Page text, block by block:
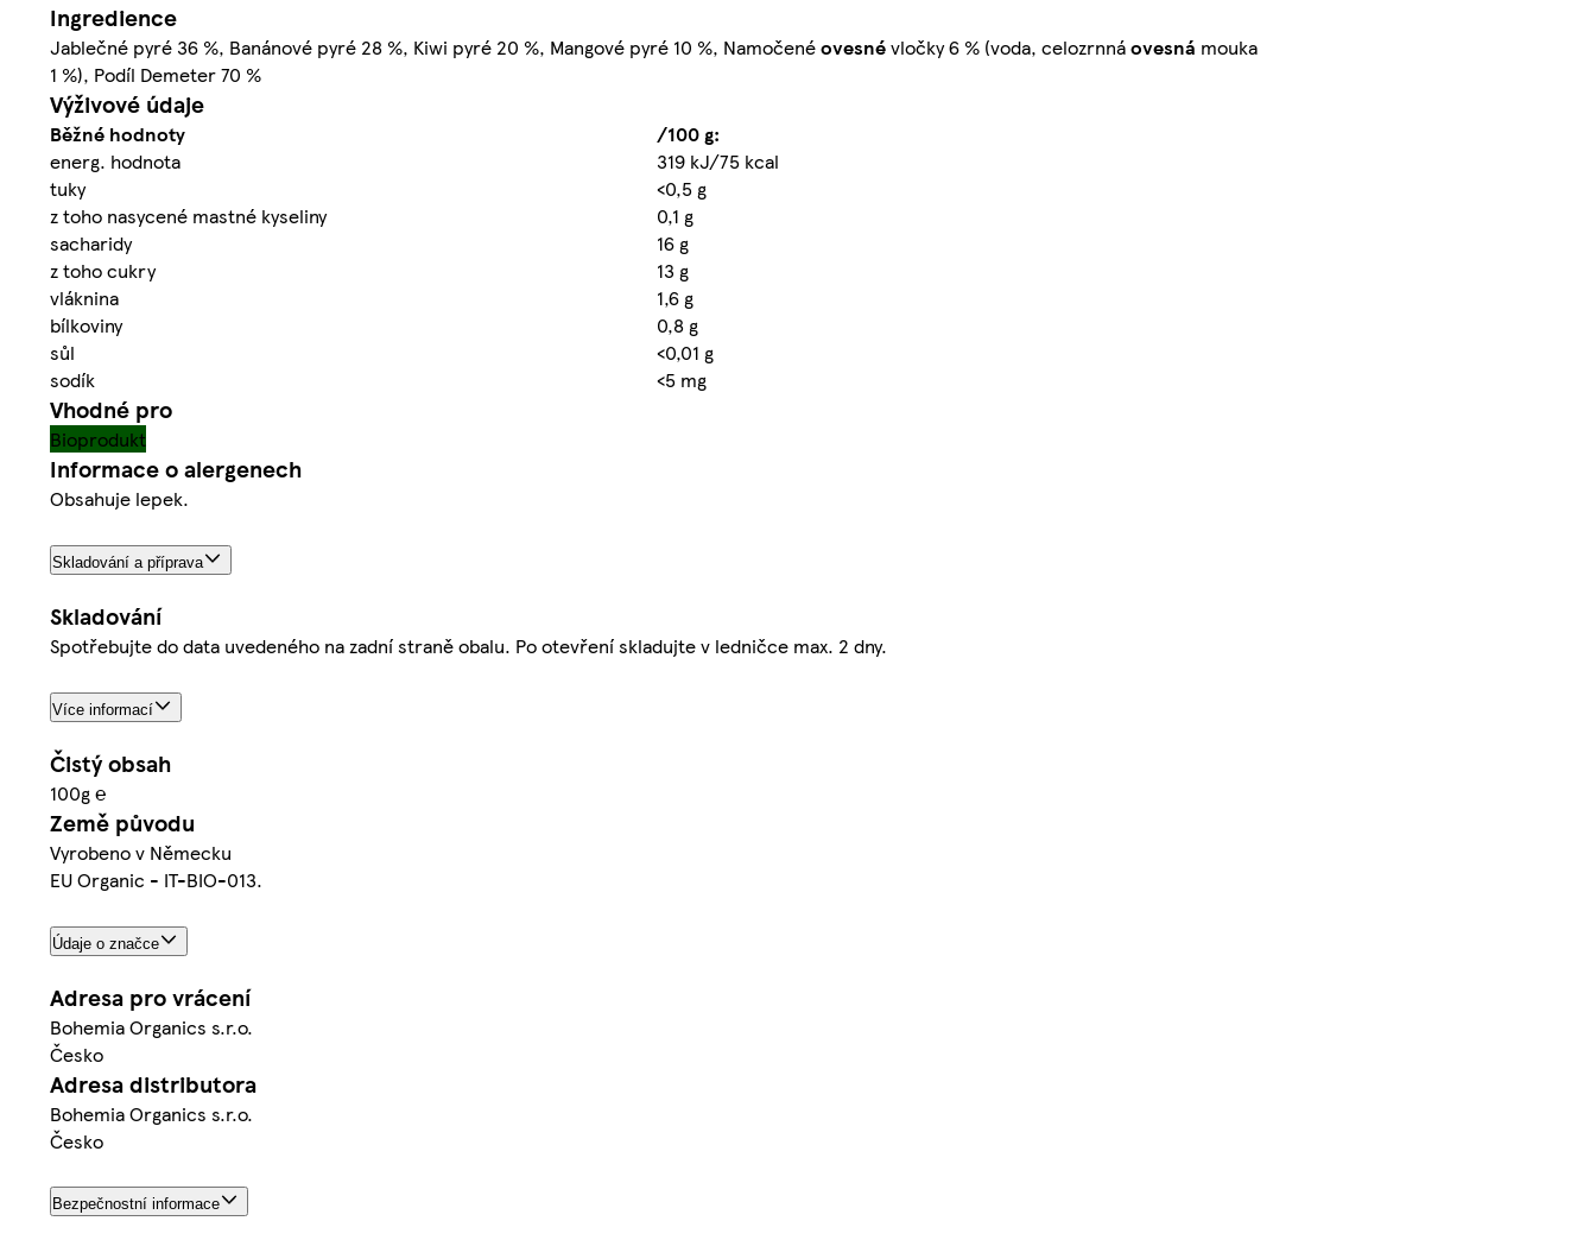
Ingredience
Jablečné pyré 36 %, Banánové pyré 28 %, Kiwi pyré 20 %, Mangové pyré 10 %, Namočenéovesnévločky 6 % (voda, celozrnnáovesná mouka
1 %), Podíl Demeter 70 %
Výživové údaje
Běžné hodnoty
/100 g:
energ. hodnota
319 kJ/75 kcal
tuky
<0,5 g
z toho nasycené mastné kyseliny
0,1 g
sacharidy
16 g
z toho cukry
13 g
vláknina
1,6 g
bílkoviny
0,8 g
sůl
<0,01 g
sodík
<5 mg
Vhodné pro
Bioprodukt
Informace o alergenech
Obsahuje lepek.
Skladování a příprava
Skladování
Spotřebujte do data uvedeného na zadní straně obalu. Po otevření skladujte v ledničce max. 2 dny.
Více informací
Čistý obsah
100g ℮
Země původu
Vyrobeno v Německu
EU Organic - IT-BIO-013.
Údaje o značce
Adresa pro vrácení
Bohemia Organics s.r.o.
Česko
Adresa distributora
Bohemia Organics s.r.o.
Česko
Bezpečnostní informace